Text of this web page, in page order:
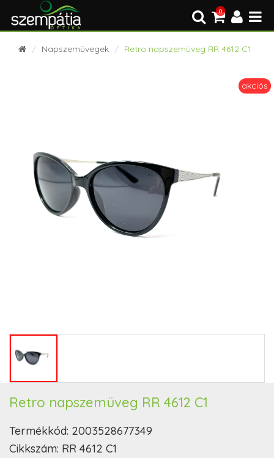
0
Napszemüvegek Retro napszemüveg RR 4612 C1
akciós
Retro napszemüveg RR 4612 C1
Termékkód: 2003528677349
Cikkszám: RR 4612 C1